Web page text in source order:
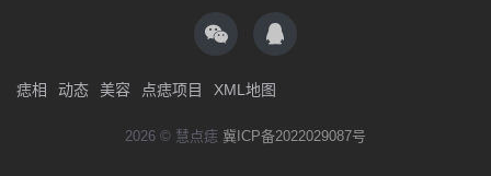
痣相 动态 美容 点痣项目 XML地图
2026 © 慧点痣 冀ICP备2022029087号